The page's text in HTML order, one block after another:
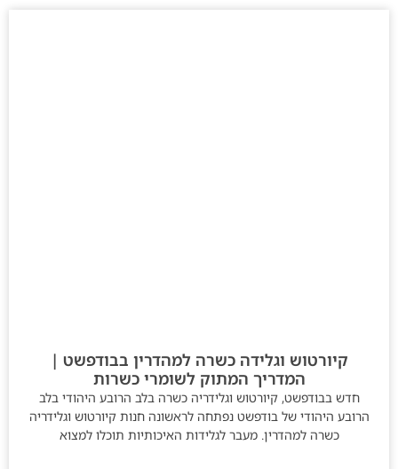
קיורטוש וגלידה כשרה למהדרין בבודפשט |
המדריך המתוק לשומרי כשרות
חדש בבודפשט, קיורטוש וגלידריה כשרה בלב הרובע היהודי בלב
הרובע היהודי של בודפשט נפתחה לראשונה חנות קיורטוש וגלידריה
כשרה למהדרין. מעבר לגלידות האיכותיות תוכלו למצוא